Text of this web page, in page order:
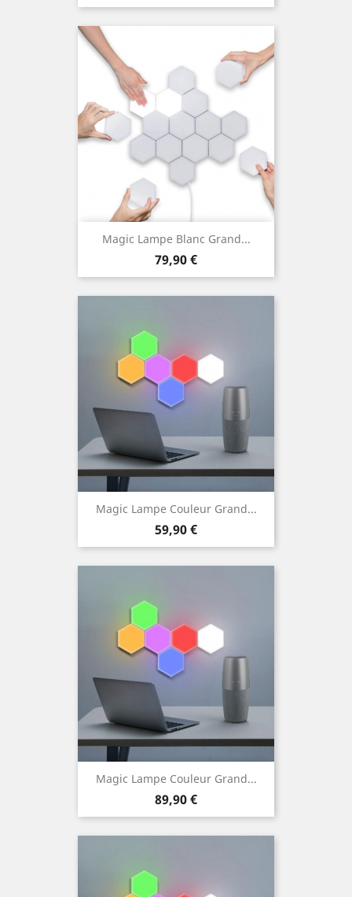
Magic Lampe Blanc Grand...
Prix
79,90 €
Magic Lampe Couleur Grand...
Prix
59,90 €
Magic Lampe Couleur Grand...
Prix
89,90 €